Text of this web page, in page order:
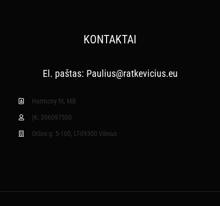
KONTAKTAI
El. paštas: Paulius@ratkevicius.eu
Harmony fit, MB
ĮK: 306097500
Oršos g. 5-100, LT-09300 Vilnius